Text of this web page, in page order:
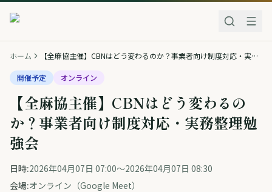
ホーム 【全麻協主催】CBNはどう変わるのか？事業者向け制度対応・実務整理勉強会
開催予定 オンライン
【全麻協主催】CBNはどう変わるの
か？事業者向け制度対応・実務整理勉
強会
日時:2026年04月07日 07:00〜2026年04月07日 08:30
会場:オンライン（Google Meet）